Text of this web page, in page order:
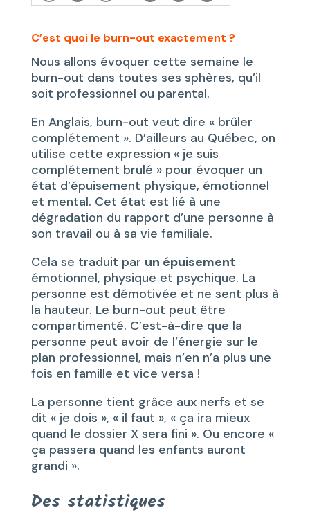
C’est quoi le burn-out exactement ?
Nous allons évoquer cette semaine le
burn-out dans toutes ses sphères, qu’il
soit professionnel ou parental.
En Anglais, burn-out veut dire « brûler
complétement ». D’ailleurs au Québec, on
utilise cette expression « je suis
complétement brulé » pour évoquer un
état d’épuisement physique, émotionnel
et mental. Cet état est lié à une
dégradation du rapport d’une personne à
son travail ou à sa vie familiale.
Cela se traduit par un épuisement
émotionnel, physique et psychique. La
personne est démotivée et ne sent plus à
la hauteur. Le burn-out peut être
compartimenté. C’est-à-dire que la
personne peut avoir de l’énergie sur le
plan professionnel, mais n’en n’a plus une
fois en famille et vice versa !
La personne tient grâce aux nerfs et se
dit « je dois », « il faut », « ça ira mieux
quand le dossier X sera fini ». Ou encore «
ça passera quand les enfants auront
grandi ».
Des statistiques